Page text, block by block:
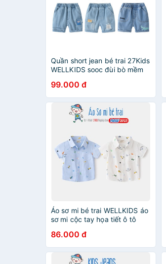
Quần short jean bé trai 27Kids
WELLKIDS sooc đùi bò mềm
tuổi BSJE1
99.000 đ
Áo sơ mi bé trai WELLKIDS áo
sơ mi cộc tay họa tiết ô tô
mới 2023
86.000 đ